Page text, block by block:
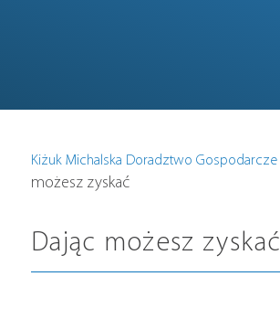
O nas
Sztuka
Kiżuk Michalska Doradztwo Gospodarcze
możesz zyskać
Dając możesz zyskać